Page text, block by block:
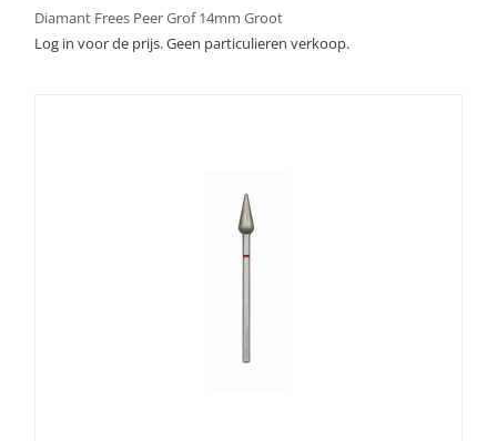
Diamant Frees Peer Grof 14mm Groot
Log in voor de prijs. Geen particulieren verkoop.